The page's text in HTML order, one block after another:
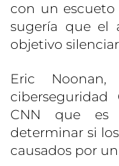
con un escueto
sugería que el
objetivo
Eric
ciberseguridad
CNN que es
determinar si
causados por